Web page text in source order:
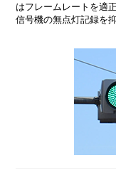
はフレームレートを適
信号機の無点灯記録を